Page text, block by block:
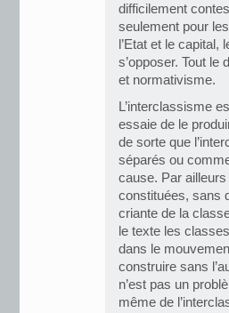
difficilement
seulement pour
l’Etat et le
s’opposer. Tout
et normativisme.
L’interclassisme
essaie de le
de sorte que
séparés ou
cause. Par
constituées, sans
criante de la
le texte les
dans le
construire sans
n’est pas un
même de